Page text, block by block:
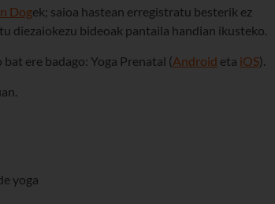
Dogek; saioa hastean erregistratu besterik ez
diezaiokezu bideoak pantaila handian ikusteko.
bat ere badago: Yoga Prenatal (Android eta iOS).